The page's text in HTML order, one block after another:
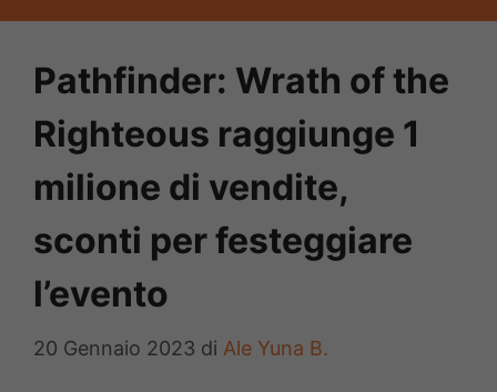
Pathfinder: Wrath of the
Righteous raggiunge 1
milione di vendite,
sconti per festeggiare
l’evento
20 Gennaio 2023 di Ale Yuna B.